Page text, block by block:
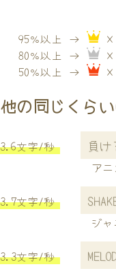
95％以上 →
80％以上 →
50％以上 →
他の同じくら
3.6文字/秒 負
アニ
3.7文字/秒
ジ
3.3文字/秒